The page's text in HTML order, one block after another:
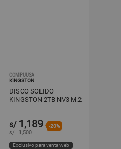
COMPUUSA
KINGSTON
DISCO SOLIDO
KINGSTON 2TB NV3 M.2
s/ 1,189 -20%
s/ 1,500
Exclusivo para venta web